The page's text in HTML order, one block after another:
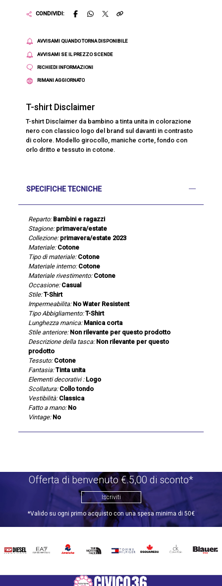
CONDIVIDI:
AVVISAMI QUANDO TORNA DISPONIBILE
AVVISAMI SE IL PREZZO SCENDE
RICHIEDI INFORMAZIONI
RIMANI AGGIORNATO
T-shirt Disclaimer
T-shirt Disclaimer da bambino a tinta unita in colorazione
nero con classico logo del brand sul davanti in contrasto
di colore. Modello girocollo, maniche corte, fondo con
orlo dritto e tessuto in cotone.
SPECIFICHE TECNICHE
Reparto: Bambini e ragazzi
Stagione: primavera/estate
Collezione: primavera/estate 2023
Materiale: Cotone
Tipo di materiale: Cotone
Materiale interno: Cotone
Materiale rivestimento: Cotone
Occasione: Casual
Stile: T-Shirt
Impermeabilita: No Water Resistent
Tipo Abbigliamento: T-Shirt
Lunghezza manica: Manica corta
Stile anteriore: Non rilevante per questo prodotto
Descrizione della tasca: Non rilevante per questo
prodotto
Tessuto: Cotone
Fantasia: Tinta unita
Elementi decorativi : Logo
Scollatura: Collo tondo
Vestibilità: Classica
Fatto a mano: No
Vintage: No
Offerta di benvenuto €.5,00 di sconto*
Iscriviti
*Valido su ogni primo acquisto con una spesa minima di 50€
DIESEL EA7 INVICTATHE
TOMMY
DSQUARED2
CALVIN BLAUER